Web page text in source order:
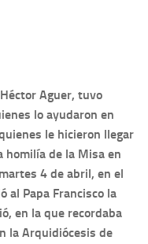
Aguer, tuvo
lo ayudaron en
le hicieron llegar
homilía de la Misa en
4 de abril, en el
al Papa Francisco la
en la que recordaba
la Arquidiócesis de